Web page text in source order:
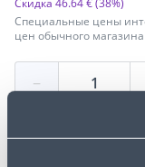
Специальные цены
цен обычного магазина
−